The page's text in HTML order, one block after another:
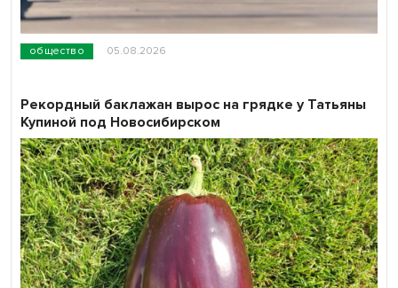
общество 05.08.2026
Рекордный баклажан вырос на грядке у Татьяны
Купиной под Новосибирском